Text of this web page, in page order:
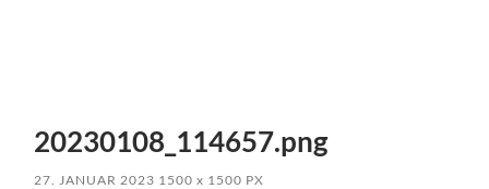
20230108_114657.png
27. JANUAR 2023 1500x 1500 PX